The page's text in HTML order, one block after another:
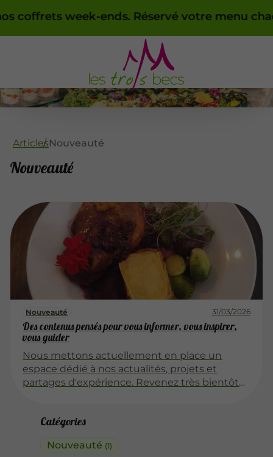
week-ends. Réservé votre menu
Catégories
Nouveauté (1)
ArticlesNouveauté
Nouveauté
Nouveauté 31/03/2026
Des contenus pensés pour vous informer, vous inspirer,
vous guider
Nous mettons actuellement en place un
espace dédié à nos actualités, projets et
partages d'expérience. Revenez très bientôt